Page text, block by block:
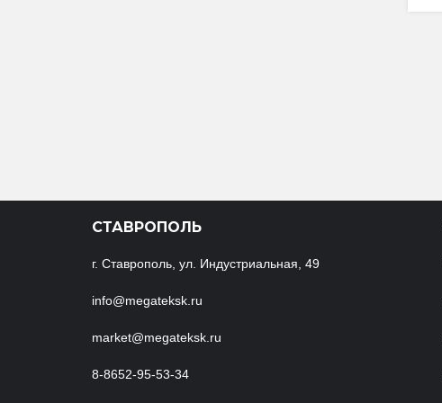
СТАВРОПОЛЬ
г. Ставрополь, ул. Индустриальная, 49
info@megateksk.ru
market@megateksk.ru
8-8652-95-53-34